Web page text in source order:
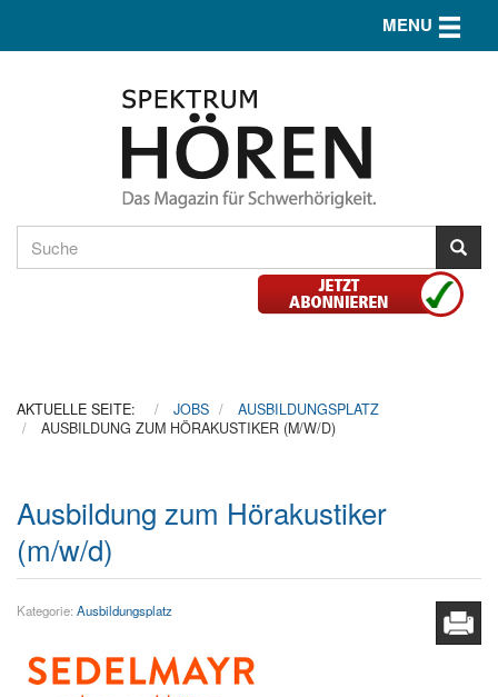
MENU Toggle
AKTUELLE SEITE: JOBS
AUSBILDUNGSPLATZ
AUSBILDUNG ZUM HÖRAKUSTIKER (M/W/D)
Ausbildung zum Hörakustiker
(m/w/d)
Kategorie: Ausbildungsplatz